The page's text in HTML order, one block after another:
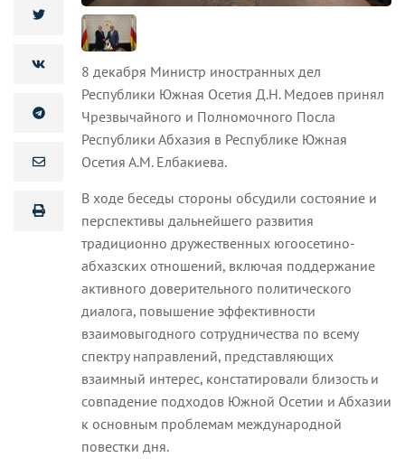
8 декабря Министр иностранных дел
Республики Южная Осетия Д.Н. Медоев принял
Чрезвычайного и Полномочного Посла
Республики Абхазия в Республике Южная
Осетия А.М. Елбакиева.
В ходе беседы стороны обсудили состояние и
перспективы дальнейшего развития
традиционно дружественных югоосетино-
абхазских отношений, включая поддержание
активного доверительного политического
диалога, повышение эффективности
взаимовыгодного сотрудничества по всему
спектру направлений, представляющих
взаимный интерес, констатировали близость и
совпадение подходов Южной Осетии и Абхазии
к основным проблемам международной
повестки дня.